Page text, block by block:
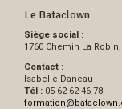
Le Bataclown
Siège social :
1760 Chemin La
Contact :
Isabelle Daneau
Tél : 05 62 62 46 78
formation@